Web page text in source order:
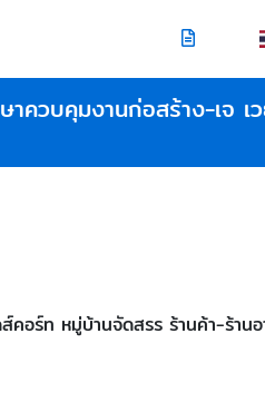
ควบคุมงานก่อสร้าง-เจ เว
คอร์ท หมู่บ้านจัดสรร ร้านค้า-ร้านอ